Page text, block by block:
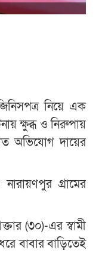
নিয়ে এক
ক্ষুব্ধ ও নিরুপায়
অভিযোগ দায়ের
গ্রামের
(৩০)-এর স্বামী
বাবার বাড়িতেই